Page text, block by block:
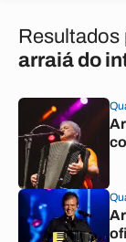
Resultados
arraiá do